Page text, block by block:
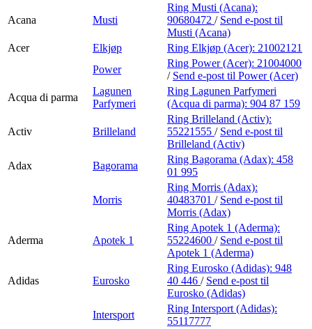
Acana Musti
Ring Musti (Acana):
90680472 / Send e-post til
Musti (Acana)
Acer
Elkjøp Ring Elkjøp (Acer): 21002121
Power
Ring Power (Acer): 21004000
/ Send e-post til Power (Acer)
Acqua di parma
Lagunen
Parfymeri
Ring Lagunen Parfymeri
(Acqua di parma): 904 87 159
Activ Brilleland
Ring Brilleland (Activ):
55221555 / Send e-post til
Brilleland (Activ)
Adax
Bagorama
Ring Bagorama (Adax): 458
01 995
Morris
Ring Morris (Adax):
40483701 / Send e-post til
Morris (Adax)
Aderma Apotek 1
Ring Apotek 1 (Aderma):
55224600 / Send e-post til
Apotek 1 (Aderma)
Adidas Eurosko
Ring Eurosko (Adidas): 948
40 446 / Send e-post til
Eurosko (Adidas)
Intersport
Ring Intersport (Adidas):
55117777